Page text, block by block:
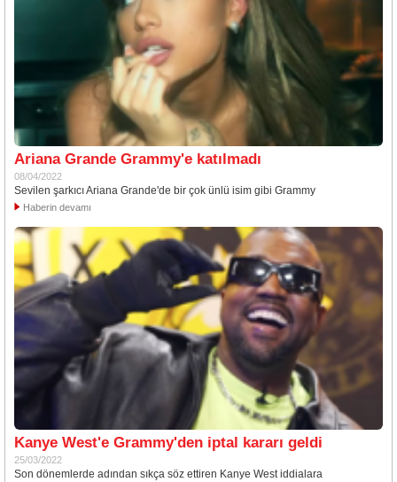
Ariana Grande Grammy'e katılmadı
08/04/2022
Sevilen şarkıcı Ariana Grande'de bir çok ünlü isim gibi Grammy
Haberin devamı
Kanye West'e Grammy'den iptal kararı geldi
25/03/2022
Son dönemlerde adından sıkça söz ettiren Kanye West iddialara